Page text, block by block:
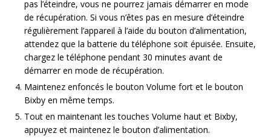
pas l’éteindre, vous ne pourrez jamais démarrer en mode
de récupération. Si vous n’êtes pas en mesure d’éteindre
régulièrement l’appareil à l’aide du bouton d’alimentation,
attendez que la batterie du téléphone soit épuisée. Ensuite,
chargez le téléphone pendant 30 minutes avant de
démarrer en mode de récupération.
Maintenez enfoncés le bouton Volume fort et le bouton
Bixby en même temps.
Tout en maintenant les touches Volume haut et Bixby,
appuyez et maintenez le bouton d’alimentation.